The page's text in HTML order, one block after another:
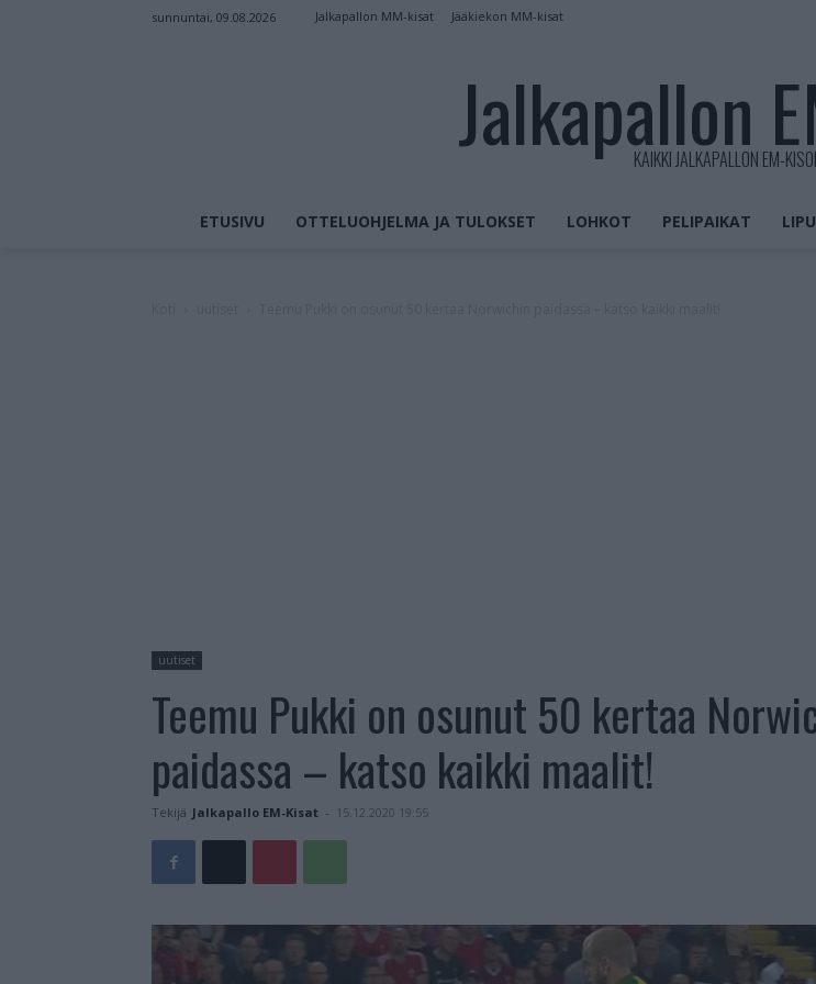
sunnuntai, 09.08.2026 Jalkapallon MM-kisat Jääkiekon MM-kisat
Jalkapallon
KAIKKI JALKAPALLON EM-
ETUSIVU OTTELUOHJELMA JA TULOKSET LOHKOT PELIPAIKAT
uutiset
Teemu Pukki on osunut 50 kertaa
paidassa – katso kaikki maalit!
Tekijä Jalkapallo EM-Kisat - 15.12.2020 19:55